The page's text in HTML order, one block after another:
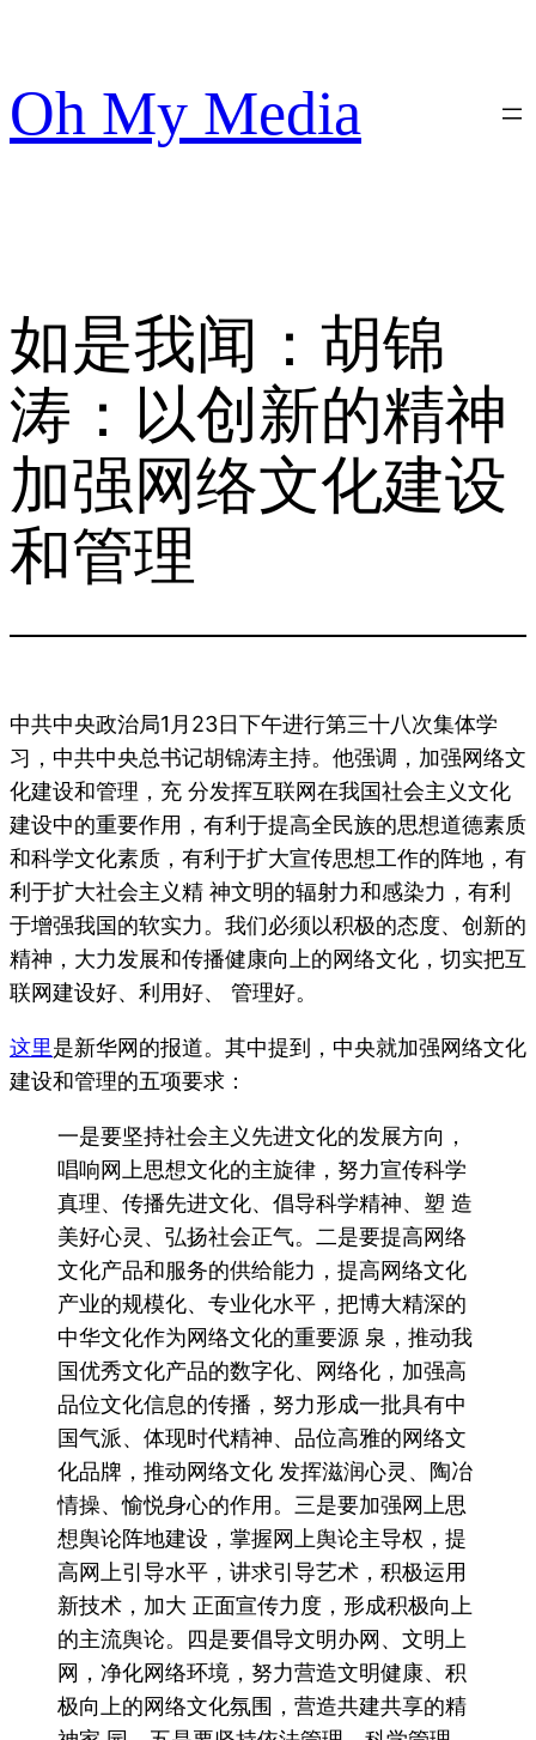
内
容
Oh My Media
如是我闻：胡锦
涛：以创新的精神
加强网络文化建设
和管理
中共中央政治局1月23日下午进行第三十八次集体学
习，中共中央总书记胡锦涛主持。他强调，加强网络文
化建设和管理，充 分发挥互联网在我国社会主义文化
建设中的重要作用，有利于提高全民族的思想道德素质
和科学文化素质，有利于扩大宣传思想工作的阵地，有
利于扩大社会主义精 神文明的辐射力和感染力，有利
于增强我国的软实力。我们必须以积极的态度、创新的
精神，大力发展和传播健康向上的网络文化，切实把互
联网建设好、利用好、 管理好。
这里是新华网的报道。其中提到，中央就加强网络文化
建设和管理的五项要求：
一是要坚持社会主义先进文化的发展方向，
唱响网上思想文化的主旋律，努力宣传科学
真理、传播先进文化、倡导科学精神、塑 造
美好心灵、弘扬社会正气。二是要提高网络
文化产品和服务的供给能力，提高网络文化
产业的规模化、专业化水平，把博大精深的
中华文化作为网络文化的重要源 泉，推动我
国优秀文化产品的数字化、网络化，加强高
品位文化信息的传播，努力形成一批具有中
国气派、体现时代精神、品位高雅的网络文
化品牌，推动网络文化 发挥滋润心灵、陶冶
情操、愉悦身心的作用。三是要加强网上思
想舆论阵地建设，掌握网上舆论主导权，提
高网上引导水平，讲求引导艺术，积极运用
新技术，加大 正面宣传力度，形成积极向上
的主流舆论。四是要倡导文明办网、文明上
网，净化网络环境，努力营造文明健康、积
极向上的网络文化氛围，营造共建共享的精